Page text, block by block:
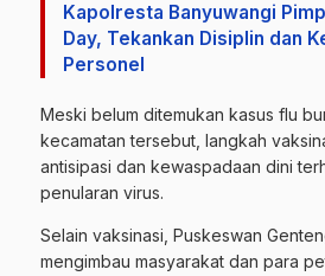
Kapolresta Banyuwangi
Day, Tekankan Disiplin dan
Personel
Meski belum ditemukan kasus flu
kecamatan tersebut, langkah
antisipasi dan kewaspadaan dini
penularan virus.
Selain vaksinasi, Puskeswan
mengimbau masyarakat dan para